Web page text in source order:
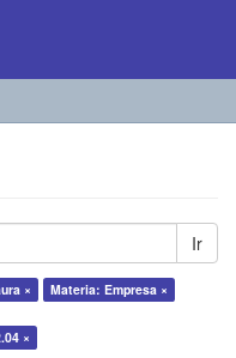
Ir
×
Materia: Empresa ×
×